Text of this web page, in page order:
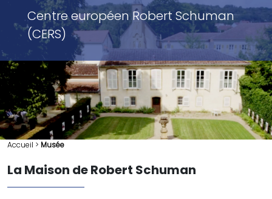
Centre européen Robert Schuman
(CERS)
Accueil > Musée
La Maison de Robert Schuman